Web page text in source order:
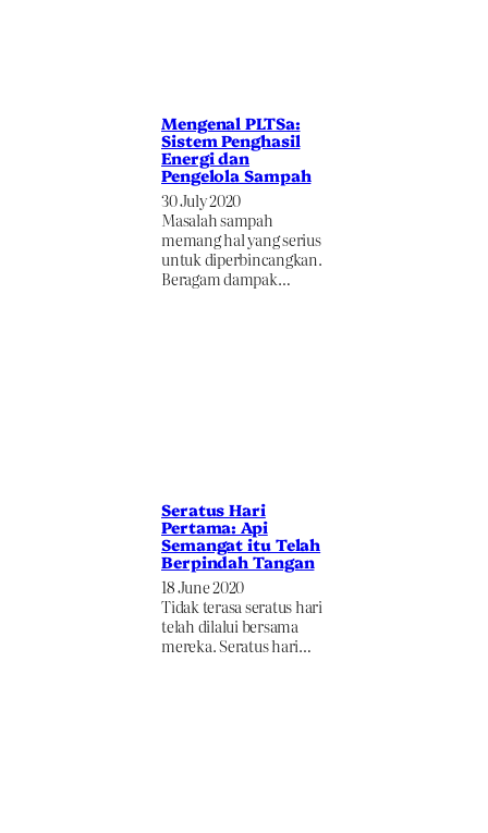
Mengenal PLTSa:
Sistem Penghasil
Energi dan
Pengelola Sampah
30 July 2020
Masalah sampah
memang hal yang serius
untuk diperbincangkan.
Beragam dampak…
Seratus Hari
Pertama: Api
Semangat itu Telah
Berpindah Tangan
18 June 2020
Tidak terasa seratus hari
telah dilalui bersama
mereka. Seratus hari…